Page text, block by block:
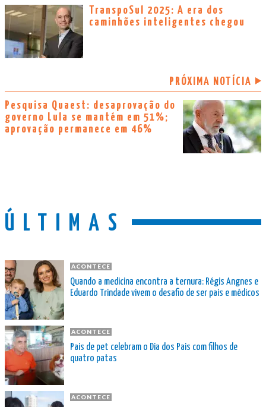
TranspoSul 2025: A era dos
caminhões inteligentes chegou
PRÓXIMA NOTÍCIA
Pesquisa Quaest: desaprovação do
governo Lula se mantém em 51%;
aprovação permanece em 46%
ÚLTIMAS
ACONTECE
Quando a medicina encontra a ternura: Régis Angnes e
Eduardo Trindade vivem o desafio de ser pais e médicos
ACONTECE
Pais de pet celebram o Dia dos Pais com filhos de
quatro patas
ACONTECE